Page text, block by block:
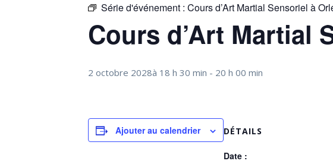
Série d'événement : Cours d’Art Martial Sensoriel à
Cours d’Art Martial
2 octobre 2028à 18 h 30 min - 20 h 00 min
Ajouter au calendrier DÉTAILS
Date :